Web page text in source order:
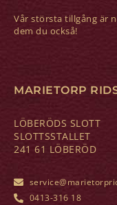
Vår största tillgång är
dem du också!
MARIETORP
LÖBERÖDS SLOTT
SLOTTSSTALLET
241 61 LÖBERÖD
0413-316 18